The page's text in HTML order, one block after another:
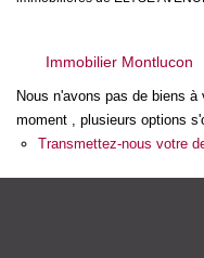
Immobilier Montlucon
Nous n'avons pas de biens
moment , plusieurs options
Transmettez-nous votre